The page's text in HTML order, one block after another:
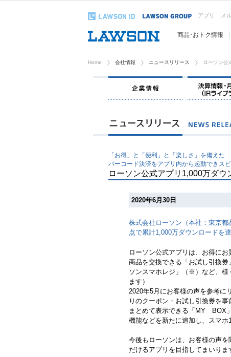
アプリ メ
商品･おトク情報
Home 会社情報 ニュースリリース ローソン公
企業情報
「お得」と「便利」と「楽しさ」を備えた
バーコード決済をアプリ内から起動できス
ローソン公式アプリ1,000万ダウ
2020年6月30日
株式会社ローソン（本社：東京
点で累計1,000万ダウンロードを
ローソン公式アプリは、お得に
商品を交換できる「お試し引換
ソンスマホレジ」（※）など、
ます）
2020年5月にお客様の声を参考に
りのクーポン・お試し引換券を
まとめて表示できる「MY BOX
機能などを新たに追加し、スマホ
今後もローソンは、お客様の声を
だけるアプリを目指してまいりま